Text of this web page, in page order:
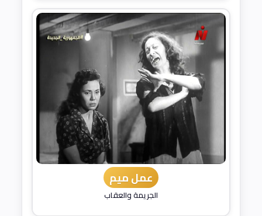
عمل ميم
الجريمة والعقاب